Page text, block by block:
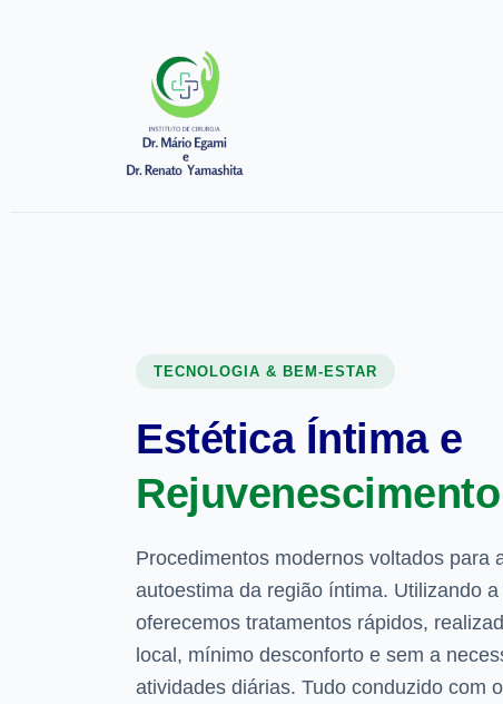
TECNOLOGIA & BEM-ESTAR
Estética Íntima e
Procedimentos modernos voltados para
autoestima da região íntima. Utilizando
oferecemos tratamentos rápidos,
local, mínimo desconforto e sem a
atividades diárias. Tudo conduzido com